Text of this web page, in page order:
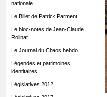
nationale
Le Billet de Patrick Parment
Le bloc-notes de Jean-Claude
Rolinat
Le Journal du Chaos hebdo
Légendes et patrimoines
identitaires
Législatives 2012